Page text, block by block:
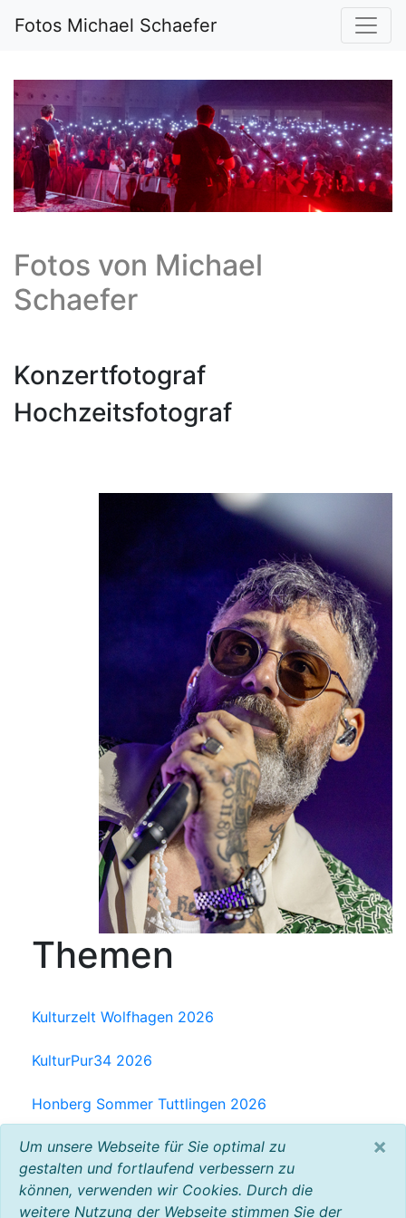
Fotos Michael Schaefer
Fotos von Michael
Schaefer
Konzertfotograf
Hochzeitsfotograf
Themen
Kulturzelt Wolfhagen 2026
KulturPur34 2026
Honberg Sommer Tuttlingen 2026
Milchwerk Musik Festival Radolfzell 2025
Baltic Open Air 2025
VW Bus Festival 2023
Um unsere Webseite für Sie optimal zu
gestalten und fortlaufend verbessern zu
können, verwenden wir Cookies. Durch die
weitere Nutzung der Webseite stimmen Sie der
×